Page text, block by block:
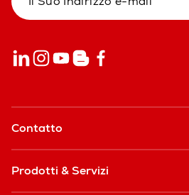
Contatto
Prodotti & Servizi